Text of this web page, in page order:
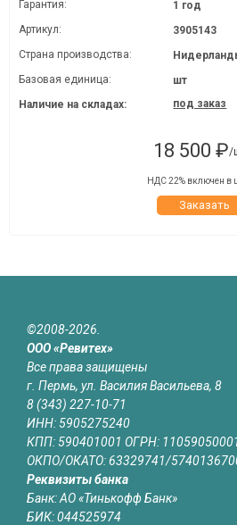
Гарантия:
1 год
Артикул:
3905143
Страна производства:
Базовая единица:
шт
Наличие на складах:
под заказ
18 500 ₽/
НДС 22% включен в
Заказать
©2008-2026.
ООО «Ревитех»
Все права защищены
г. Пермь, ул. Василия Васильева, 8
8 (343) 227-10-71
ИНН: 5905275240
КПП: 590401001 ОГРН:
ОКПО/ОКАТО: 63329741/
Реквизиты банка
Банк: АО «Тинькофф Банк»
БИК: 044525974